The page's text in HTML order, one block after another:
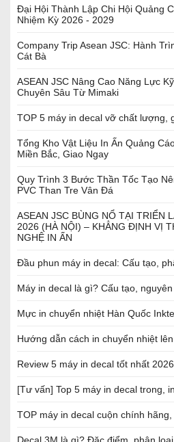
Đại Hội Thành Lập Chi Hội Quảng
Nhiệm Kỳ 2026 - 2029
Company Trip Asean JSC: Hành
Cát Bà
ASEAN JSC Nâng Cao Năng Lực
Chuyên Sâu Từ Mimaki
TOP 5 máy in decal vỡ chất lượng,
Tổng Kho Vật Liệu In Ấn Quảng
Miền Bắc, Giao Ngay
Quy Trình 3 Bước Thần Tốc Tạo
PVC Than Tre Vân Đá
ASEAN JSC BÙNG NỔ TẠI TRIỂN
2026 (HÀ NỘI) – KHẲNG ĐỊNH VỊ
NGHỆ IN ẤN
Đầu phun máy in decal: Cấu tạo,
Máy in decal là gì? Cấu tạo,
Mực in chuyển nhiệt Hàn Quốc
Hướng dẫn cách in chuyển nhiệt
Review 5 máy in decal tốt nhất
[Tư vấn] Top 5 máy in decal trong,
TOP máy in decal cuộn chính